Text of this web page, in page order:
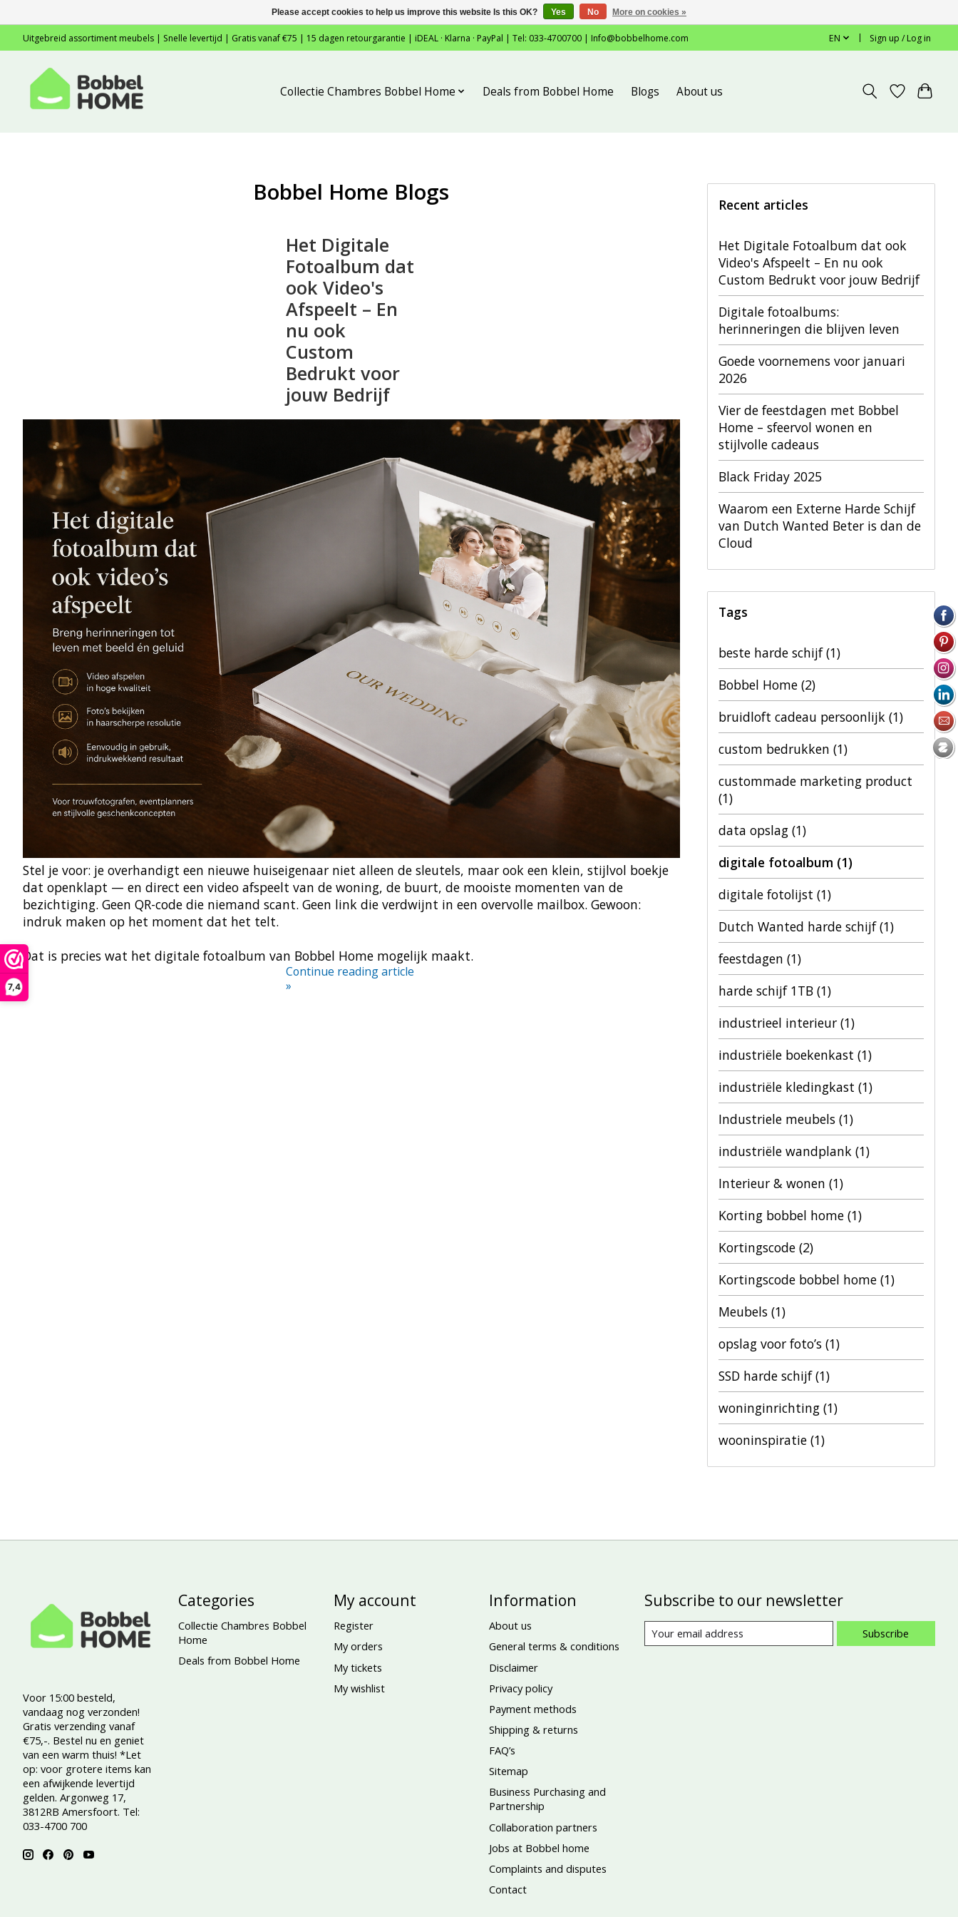
7,4
Uitgebreid assortiment meubels | Snelle levertijd | Gratis vanaf €75 | 15 dagen retourgarantie | iDEAL · Klarna · PayPal | Tel: 033-4700700 | Info@bobbelhome.com EN Sign up / Log in
Collectie Chambres Bobbel Home Deals from Bobbel Home Blogs About us
Bobbel Home Blogs
Het Digitale
Fotoalbum dat
ook Video's
Afspeelt – En
nu ook
Custom
Bedrukt voor
jouw Bedrijf
Stel je voor: je overhandigt een nieuwe huiseigenaar niet alleen de sleutels, maar ook een klein, stijlvol boekje
dat openklapt — en direct een video afspeelt van de woning, de buurt, de mooiste momenten van de
bezichtiging. Geen QR-code die niemand scant. Geen link die verdwijnt in een overvolle mailbox. Gewoon:
indruk maken op het moment dat het telt.
Dat is precies wat het digitale fotoalbum van Bobbel Home mogelijk maakt.
Continue reading article
»
Recent articles
Het Digitale Fotoalbum dat ook
Video's Afspeelt – En nu ook
Custom Bedrukt voor jouw Bedrijf
Digitale fotoalbums:
herinneringen die blijven leven
Goede voornemens voor januari
2026
Vier de feestdagen met Bobbel
Home – sfeervol wonen en
stijlvolle cadeaus
Black Friday 2025
Waarom een Externe Harde Schijf
van Dutch Wanted Beter is dan de
Cloud
Tags
beste harde schijf(1)
Bobbel Home (2)
bruidloft cadeau persoonlijk (1)
custom bedrukken (1)
custommade marketing product
(1)
data opslag (1)
digitale fotoalbum (1)
digitale fotolijst (1)
Dutch Wanted harde schijf(1)
feestdagen (1)
harde schijf 1TB (1)
industrieel interieur (1)
industriële boekenkast (1)
industriële kledingkast (1)
Industriele meubels (1)
industriële wandplank (1)
Interieur & wonen (1)
Korting bobbel home (1)
Kortingscode (2)
Kortingscode bobbel home (1)
Meubels (1)
opslag voor foto’s (1)
SSD harde schijf(1)
woninginrichting (1)
wooninspiratie (1)
Voor 15:00 besteld,
vandaag nog verzonden!
Gratis verzending vanaf
€75,-. Bestel nu en geniet
van een warm thuis! *Let
op: voor grotere items kan
een afwijkende levertijd
gelden. Argonweg 17,
3812RB Amersfoort. Tel:
033-4700 700
Categories
Collectie Chambres Bobbel
Home
Deals from Bobbel Home
My account
Register
My orders
My tickets
My wishlist
Information
About us
General terms & conditions
Disclaimer
Privacy policy
Payment methods
Shipping & returns
FAQ’s
Sitemap
Business Purchasing and
Partnership
Collaboration partners
Jobs at Bobbel home
Complaints and disputes
Contact
Subscribe to our newsletter
Subscribe
Please accept cookies to help us improve this website Is this OK? Yes No More on cookies »